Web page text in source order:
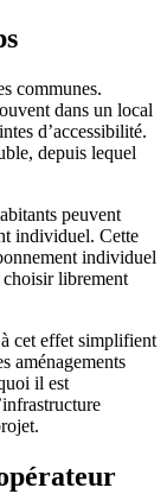
communes.
dans un local
d’accessibilité.
depuis lequel
peuvent
individuel. Cette
individuel
choisir librement
cet effet simplifient
aménagements
il est